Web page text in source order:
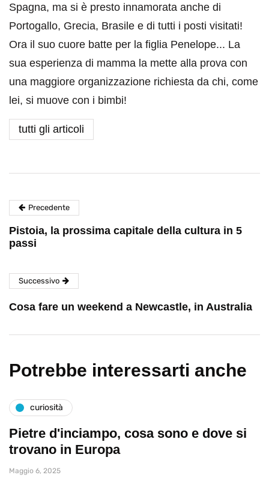
Spagna, ma si è presto innamorata anche di
Portogallo, Grecia, Brasile e di tutti i posti visitati!
Ora il suo cuore batte per la figlia Penelope... La
sua esperienza di mamma la mette alla prova con
una maggiore organizzazione richiesta da chi, come
lei, si muove con i bimbi!
tutti gli articoli
Precedente
Pistoia, la prossima capitale della cultura in 5
passi
Successivo
Cosa fare un weekend a Newcastle, in Australia
Potrebbe interessarti anche
curiosità
Pietre d'inciampo, cosa sono e dove si
trovano in Europa
Maggio 6, 2025